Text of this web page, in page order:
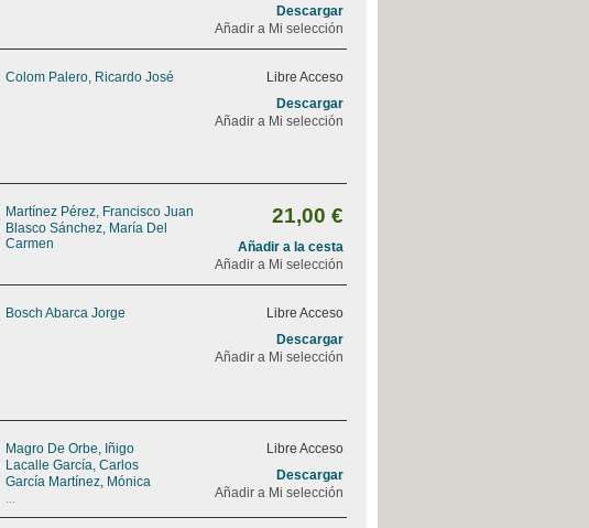
Descargar
Añadir a Mi selección
Colom Palero, Ricardo José
Libre Acceso
Descargar
Añadir a Mi selección
Martínez Pérez, Francisco Juan
Blasco Sánchez, María Del
Carmen
21,00 €
Añadir a la cesta
Añadir a Mi selección
Bosch Abarca Jorge
Libre Acceso
Descargar
Añadir a Mi selección
Magro De Orbe, Iñigo
Lacalle García, Carlos
García Martínez, Mónica
...
Libre Acceso
Descargar
Añadir a Mi selección